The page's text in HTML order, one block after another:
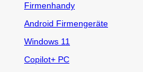
Firmenhandy
Android Firmengeräte
Windows 11
Copilot+ PC